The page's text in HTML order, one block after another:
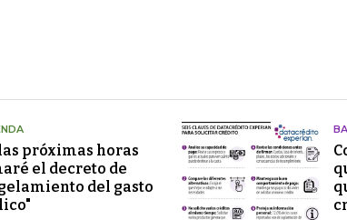
próximas horas
el decreto de
del gasto